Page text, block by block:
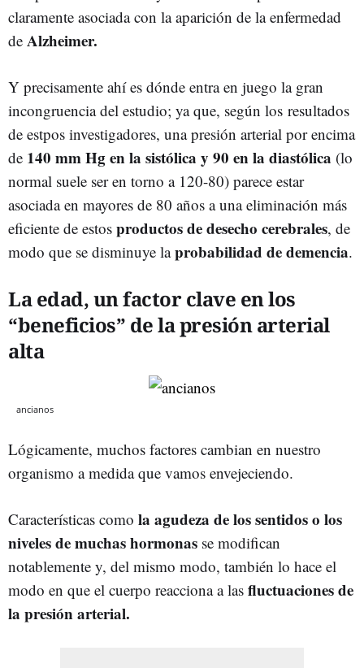
claramente asociada con la aparición de la enfermedad
de Alzheimer.
Y precisamente ahí es dónde entra en juego la gran
incongruencia del estudio; ya que, según los resultados
de estpos investigadores, una presión arterial por encima
de 140 mm Hg en la sistólica y 90 en la diastólica (lo
normal suele ser en torno a 120-80) parece estar
asociada en mayores de 80 años a una eliminación más
eficiente de estos productos de desecho cerebrales, de
modo que se disminuye laprobabilidad de demencia.
La edad, un factor clave en los
“beneficios” de la presión arterial
alta
ancianos
Lógicamente, muchos factores cambian en nuestro
organismo a medida que vamos envejeciendo.
Características como la agudeza de los sentidos o los
niveles de muchas hormonas se modifican
notablemente y, del mismo modo, también lo hace el
modo en que el cuerpo reacciona a las fluctuaciones de
la presión arterial.